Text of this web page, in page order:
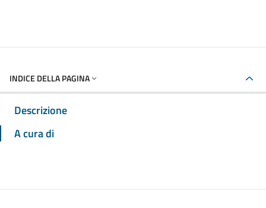
INDICE DELLA PAGINA
Descrizione
A cura di